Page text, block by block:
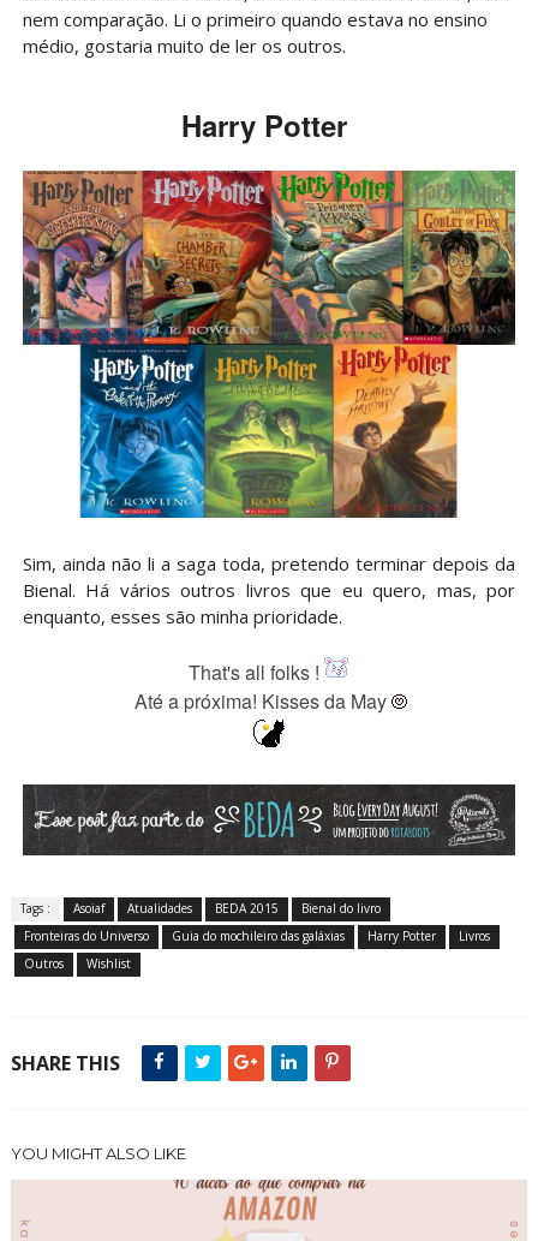
nem comparação. Li o primeiro quando estava no ensino
médio, gostaria muito de ler os outros.
Harry Potter
Sim, ainda não li a saga toda, pretendo terminar depois da
Bienal. Há vários outros livros que eu quero, mas, por
enquanto, esses são minha prioridade.
That's all folks !
Até a próxima! Kisses da May
Tags : Asoiaf Atualidades BEDA 2015
Bienal do livro
Fronteiras do Universo
Guia do mochileiro das galáxias Harry Potter
Livros
Outros
Wishlist
SHARE THIS
YOU MIGHT ALSO LIKE